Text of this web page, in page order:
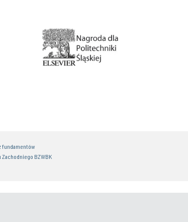
fundamentów
Zachodniego BZWBK